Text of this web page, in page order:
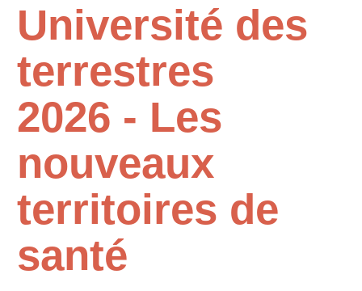
Université des
terrestres
2026 - Les
nouveaux
territoires de
santé